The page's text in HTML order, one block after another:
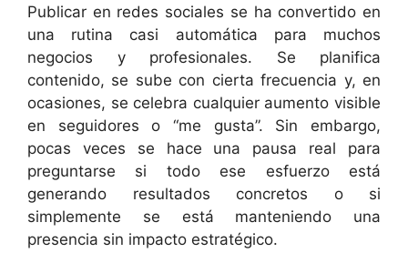
Publicar en redes sociales se ha convertido en
una rutina casi automática para muchos
negocios y profesionales. Se planifica
contenido, se sube con cierta frecuencia y, en
ocasiones, se celebra cualquier aumento visible
en seguidores o “me gusta”. Sin embargo,
pocas veces se hace una pausa real para
preguntarse si todo ese esfuerzo está
generando resultados concretos o si
simplemente se está manteniendo una
presencia sin impacto estratégico.